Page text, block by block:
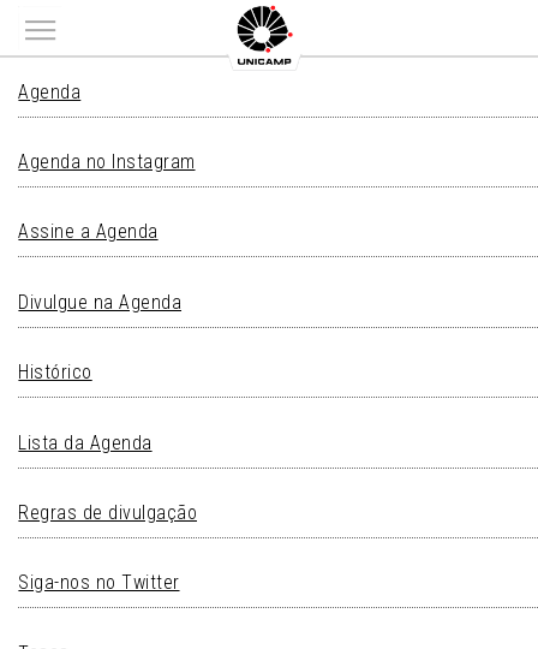
Main menu
AGENDA
Agenda
Agenda no Instagram
Assine a Agenda
Divulgue na Agenda
Histórico
Lista da Agenda
Regras de divulgação
Siga-nos no Twitter